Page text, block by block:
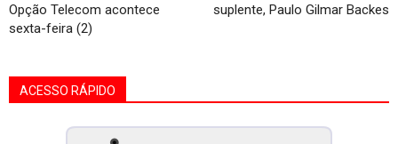
Opção Telecom acontece
sexta-feira (2)
suplente, Paulo Gilmar Backes
ACESSO RÁPIDO